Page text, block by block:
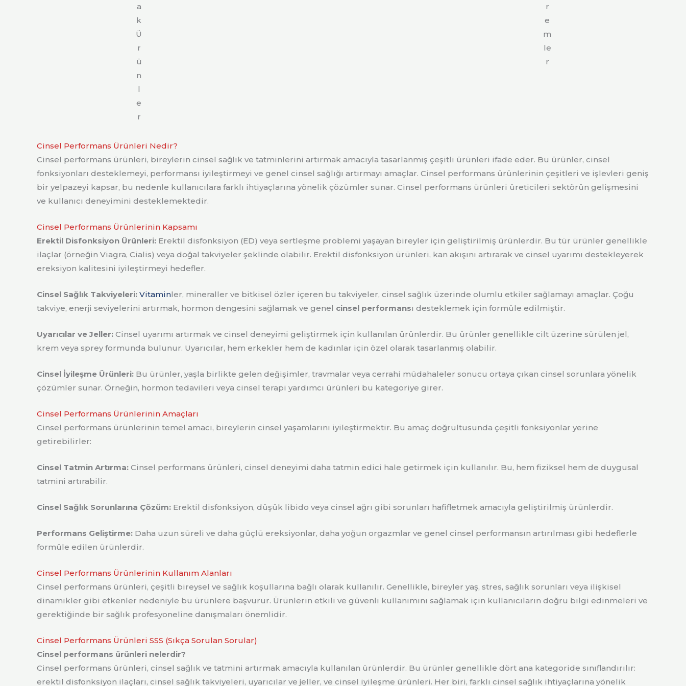
a
k
Ü
r
ü
n
l
e
r
r
e
m
le
r
Cinsel Performans Ürünleri Nedir?
Cinsel performans ürünleri, bireylerin cinsel sağlık ve tatminlerini artırmak amacıyla tasarlanmış çeşitli ürünleri ifade eder. Bu ürünler, cinsel
fonksiyonları desteklemeyi, performansı iyileştirmeyi ve genel cinsel sağlığı artırmayı amaçlar. Cinsel performans ürünlerinin çeşitleri ve işlevleri geniş
bir yelpazeyi kapsar, bu nedenle kullanıcılara farklı ihtiyaçlarına yönelik çözümler sunar. Cinsel performans ürünleri üreticileri sektörün gelişmesini
ve kullanıcı deneyimini desteklemektedir.
Cinsel Performans Ürünlerinin Kapsamı
Erektil Disfonksiyon Ürünleri: Erektil disfonksiyon (ED) veya sertleşme problemi yaşayan bireyler için geliştirilmiş ürünlerdir. Bu tür ürünler genellikle
ilaçlar (örneğin Viagra, Cialis) veya doğal takviyeler şeklinde olabilir. Erektil disfonksiyon ürünleri, kan akışını artırarak ve cinsel uyarımı destekleyerek
ereksiyon kalitesini iyileştirmeyi hedefler.
Cinsel Sağlık Takviyeleri: Vitaminler, mineraller ve bitkisel özler içeren bu takviyeler, cinsel sağlık üzerinde olumlu etkiler sağlamayı amaçlar. Çoğu
takviye, enerji seviyelerini artırmak, hormon dengesini sağlamak ve genel cinsel performansı desteklemek için formüle edilmiştir.
Uyarıcılar ve Jeller: Cinsel uyarımı artırmak ve cinsel deneyimi geliştirmek için kullanılan ürünlerdir. Bu ürünler genellikle cilt üzerine sürülen jel,
krem veya sprey formunda bulunur. Uyarıcılar, hem erkekler hem de kadınlar için özel olarak tasarlanmış olabilir.
Cinsel İyileşme Ürünleri: Bu ürünler, yaşla birlikte gelen değişimler, travmalar veya cerrahi müdahaleler sonucu ortaya çıkan cinsel sorunlara yönelik
çözümler sunar. Örneğin, hormon tedavileri veya cinsel terapi yardımcı ürünleri bu kategoriye girer.
Cinsel Performans Ürünlerinin Amaçları
Cinsel performans ürünlerinin temel amacı, bireylerin cinsel yaşamlarını iyileştirmektir. Bu amaç doğrultusunda çeşitli fonksiyonlar yerine
getirebilirler:
Cinsel Tatmin Artırma: Cinsel performans ürünleri, cinsel deneyimi daha tatmin edici hale getirmek için kullanılır. Bu, hem fiziksel hem de duygusal
tatmini artırabilir.
Cinsel Sağlık Sorunlarına Çözüm: Erektil disfonksiyon, düşük libido veya cinsel ağrı gibi sorunları hafifletmek amacıyla geliştirilmiş ürünlerdir.
Performans Geliştirme: Daha uzun süreli ve daha güçlü ereksiyonlar, daha yoğun orgazmlar ve genel cinsel performansın artırılması gibi hedeflerle
formüle edilen ürünlerdir.
Cinsel Performans Ürünlerinin Kullanım Alanları
Cinsel performans ürünleri, çeşitli bireysel ve sağlık koşullarına bağlı olarak kullanılır. Genellikle, bireyler yaş, stres, sağlık sorunları veya ilişkisel
dinamikler gibi etkenler nedeniyle bu ürünlere başvurur. Ürünlerin etkili ve güvenli kullanımını sağlamak için kullanıcıların doğru bilgi edinmeleri ve
gerektiğinde bir sağlık profesyoneline danışmaları önemlidir.
Cinsel Performans Ürünleri SSS (Sıkça Sorulan Sorular)
Cinsel performans ürünleri nelerdir?
Cinsel performans ürünleri, cinsel sağlık ve tatmini artırmak amacıyla kullanılan ürünlerdir. Bu ürünler genellikle dört ana kategoride sınıflandırılır:
erektil disfonksiyon ilaçları, cinsel sağlık takviyeleri, uyarıcılar ve jeller, ve cinsel iyileşme ürünleri. Her biri, farklı cinsel sağlık ihtiyaçlarına yönelik